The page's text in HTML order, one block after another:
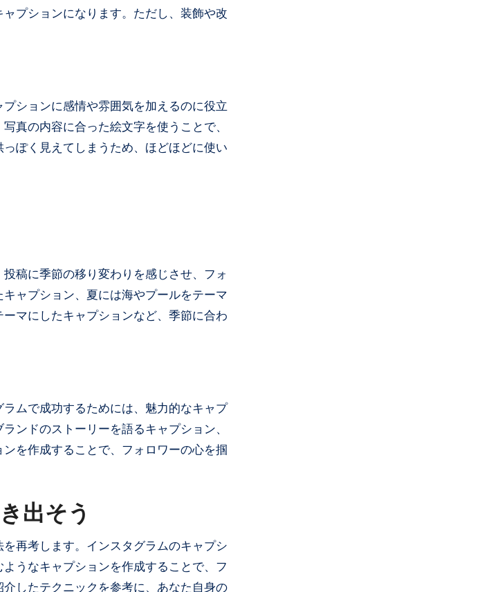
プションになります。ただし、装飾や改
ションに感情や雰囲気を加えるのに役立
真の内容に合った絵文字を使うことで、
ぽく見えてしまうため、ほどほどに使い
稿に季節の移り変わりを感じさせ、フォ
ャプション、夏には海やプールをテーマ
マにしたキャプションなど、季節に合わ
ムで成功するためには、魅力的なキャプ
ンドのストーリーを語るキャプション、
を作成することで、フォロワーの心を掴
出そう
再考します。インスタグラムのキャプシ
うなキャプションを作成することで、フ
したテクニックを参考に、あなた自身の